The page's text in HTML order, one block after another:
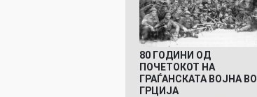
80 ГОДИНИ ОД
ПОЧЕТОКОТ НА
ГРАЃАНСКАТА ВОЈНА ВО
ГРЦИЈА